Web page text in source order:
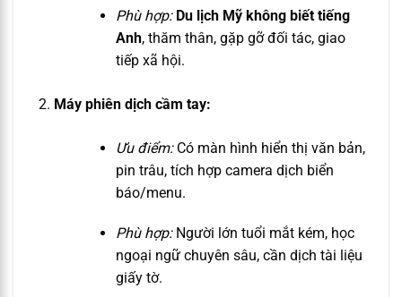
Phù hợp: Du lịch Mỹ không biết tiếng
Anh, thăm thân, gặp gỡ đối tác, giao
tiếp xã hội.
Máy phiên dịch cầm tay:
Ưu điểm:Có màn hình hiển thị văn bản,
pin trâu, tích hợp camera dịch biển
báo/menu.
Phù hợp:Người lớn tuổi mắt kém, học
ngoại ngữ chuyên sâu, cần dịch tài liệu
giấy tờ.